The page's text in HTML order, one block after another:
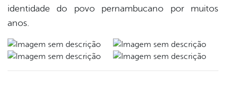
identidade do povo pernambucano por muitos
anos.